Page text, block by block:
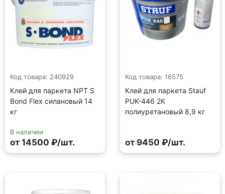
Код товара: 240929
Клей для паркета NPT S
Bond Flex силановый 14
кг
В наличии
от 14500 ₽/шт.
Код товара: 16575
Клей для паркета Stauf
PUK-446 2К
полиуретановый 8,9 кг
от 9450 ₽/шт.